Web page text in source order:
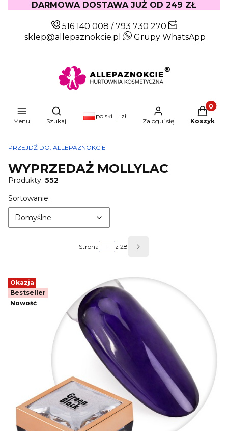
DARMOWA DOSTAWA JUŻ OD 249 ZŁ
516 140 008 /793 730 270
sklep@allepaznokcie.pl
Grupy WhatsApp
Menu
Otwórz wyszukiwarkę
Szukaj
polski zł
Zaloguj się Koszyk
PRZEJDŹ DO: ALLEPAZNOKCIE
WYPRZEDAŻ MOLLYLAC
Produkty: 552
Lista produktów
Sortowanie:
Domyślne
Strona z 28 Następne produkty
Okazja
Bestseller
Nowość